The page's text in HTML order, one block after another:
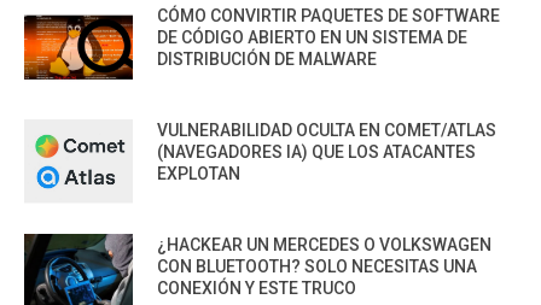
CÓMO CONVIRTIR PAQUETES DE SOFTWARE
DE CÓDIGO ABIERTO EN UN SISTEMA DE
DISTRIBUCIÓN DE MALWARE
VULNERABILIDAD OCULTA EN COMET/ATLAS
(NAVEGADORES IA) QUE LOS ATACANTES
EXPLOTAN
¿HACKEAR UN MERCEDES O VOLKSWAGEN
CON BLUETOOTH? SOLO NECESITAS UNA
CONEXIÓN Y ESTE TRUCO